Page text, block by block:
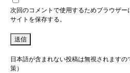
次回のコメントで使用するためブラウザー
サイトを保存する。
日本語が含まれない投稿は無視されます
策）